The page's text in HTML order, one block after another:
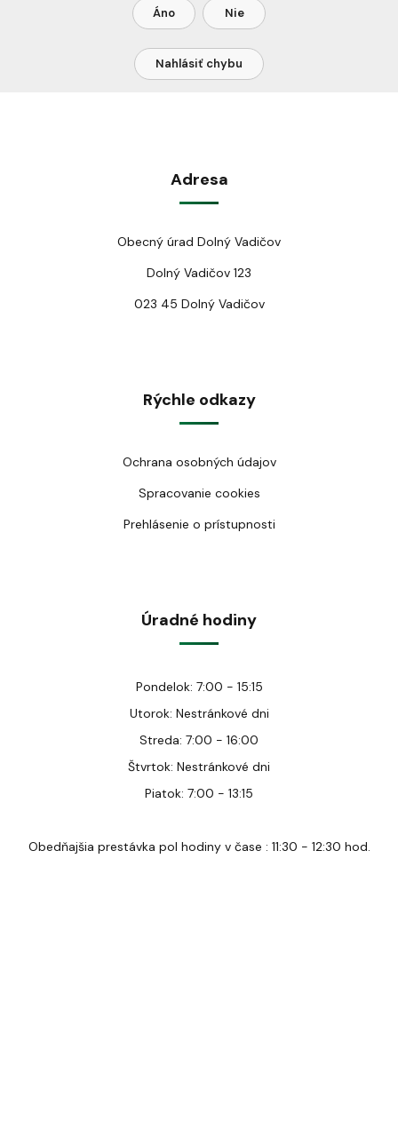
Áno Nie
Nahlásiť chybu
Adresa
Obecný úrad Dolný Vadičov
Dolný Vadičov 123
023 45 Dolný Vadičov
Rýchle odkazy
Ochrana osobných údajov
Spracovanie cookies
Prehlásenie o prístupnosti
Úradné hodiny
Pondelok: 7:00 - 15:15
Utorok: Nestránkové dni
Streda: 7:00 - 16:00
Štvrtok: Nestránkové dni
Piatok: 7:00 - 13:15
Obedňajšia prestávka pol hodiny v čase : 11:30 - 12:30 hod.